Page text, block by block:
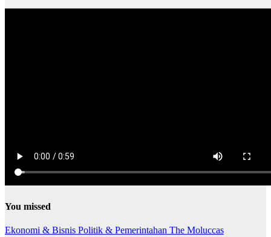
You missed
Ekonomi & Bisnis Politik & Pemerintahan The Moluccas